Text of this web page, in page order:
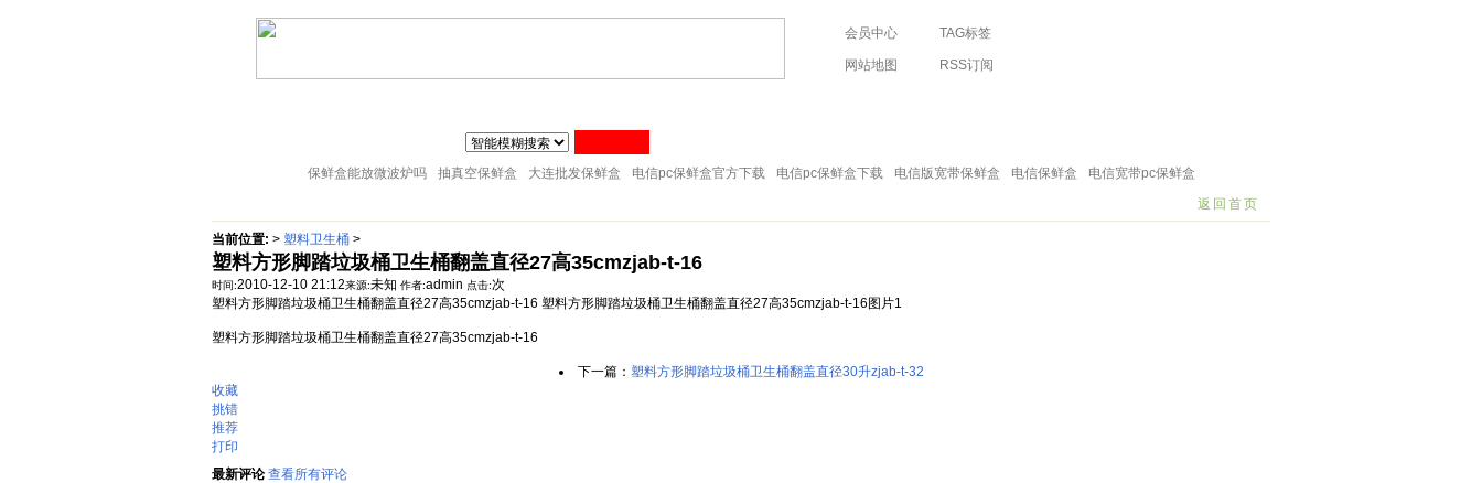
会员中心 TAG标签
网站地图 RSS订阅
塑料整理箱 塑料储物架
保鲜盒能放微波炉吗 抽真空保鲜盒 大连批发保鲜盒 电信pc保鲜盒官方下载 电信pc保鲜盒下载 电信版宽带保鲜盒 电信保鲜盒
电信宽带pc保鲜盒
返回首页
当前位置: > 塑料卫生桶 >
塑料方形脚踏垃圾桶卫生桶翻盖直径27高35cmzjab-t-16
时间:2010-12-10 21:12来源:未知 作者:admin 点击:次
塑料方形脚踏垃圾桶卫生桶翻盖直径27高35cmzjab-t-16 塑料方形脚踏垃圾桶卫生桶翻盖直径27高35cmzjab-t-16图片1
塑料方形脚踏垃圾桶卫生桶翻盖直径27高35cmzjab-t-16
下一篇： 塑料方形脚踏垃圾桶卫生桶翻盖直径30升zjab-t-32
收藏
挑错
推荐
打印
最新评论 查看所有评论